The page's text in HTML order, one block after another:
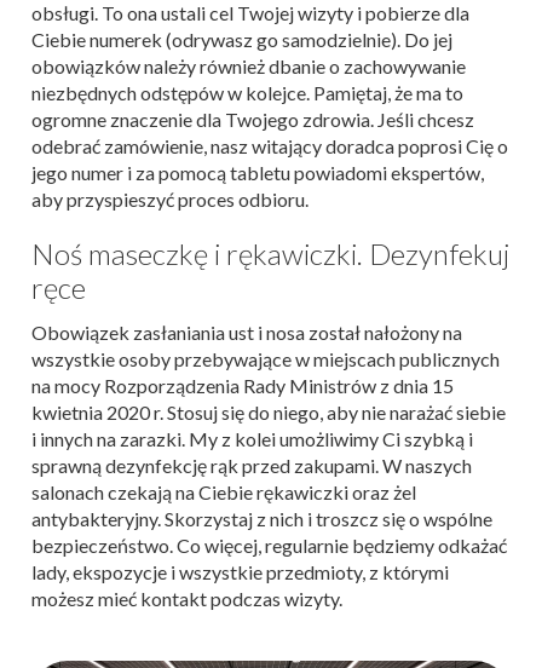
obsługi. To ona ustali cel Twojej wizyty i pobierze dla
Ciebie numerek (odrywasz go samodzielnie). Do jej
obowiązków należy również dbanie o zachowywanie
niezbędnych odstępów w kolejce. Pamiętaj, że ma to
ogromne znaczenie dla Twojego zdrowia. Jeśli chcesz
odebrać zamówienie, nasz witający doradca poprosi Cię o
jego numer i za pomocą tabletu powiadomi ekspertów,
aby przyspieszyć proces odbioru.
Noś maseczkę i rękawiczki. Dezynfekuj
ręce
Obowiązek zasłaniania ust i nosa został nałożony na
wszystkie osoby przebywające w miejscach publicznych
na mocy Rozporządzenia Rady Ministrów z dnia 15
kwietnia 2020 r. Stosuj się do niego, aby nie narażać siebie
i innych na zarazki. My z kolei umożliwimy Ci szybką i
sprawną dezynfekcję rąk przed zakupami. W naszych
salonach czekają na Ciebie rękawiczki oraz żel
antybakteryjny. Skorzystaj z nich i troszcz się o wspólne
bezpieczeństwo. Co więcej, regularnie będziemy odkażać
lady, ekspozycje i wszystkie przedmioty, z którymi
możesz mieć kontakt podczas wizyty.